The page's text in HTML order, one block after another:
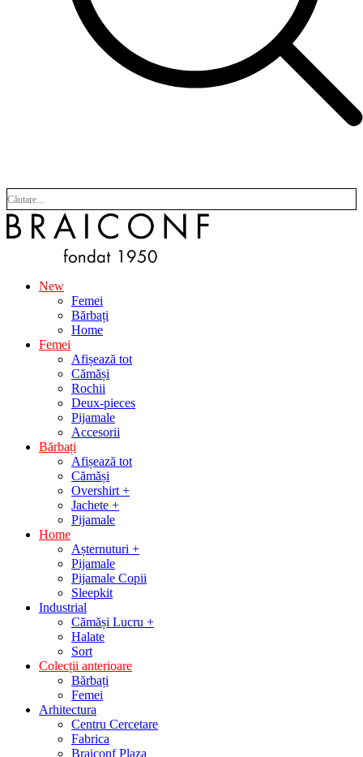
New
Femei
Bărbați
Home
Femei
Afișează tot
Cămăși
Rochii
Deux-pieces
Pijamale
Accesorii
Bărbați
Afișează tot
Cămăși
Overshirt +
Jachete +
Pijamale
Home
Așternuturi +
Pijamale
Pijamale Copii
Sleepkit
Industrial
Cămăși Lucru +
Halate
Sort
Colecții anterioare
Bărbați
Femei
Arhitectura
Centru Cercetare
Fabrica
Braiconf Plaza